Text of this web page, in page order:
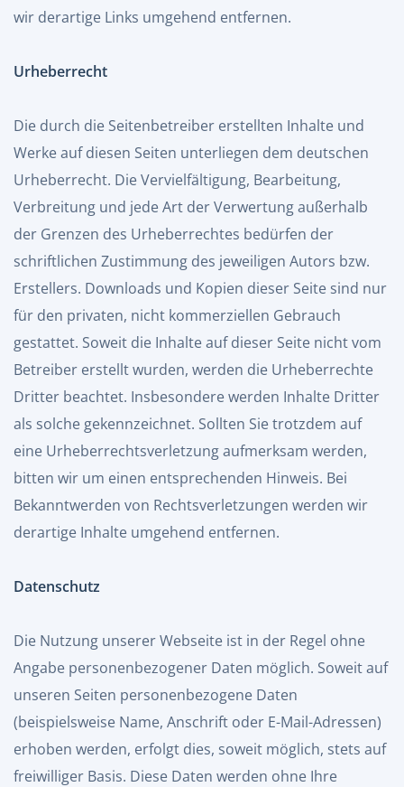
wir derartige Links umgehend entfernen.
Urheberrecht
Die durch die Seitenbetreiber erstellten Inhalte und
Werke auf diesen Seiten unterliegen dem deutschen
Urheberrecht. Die Vervielfältigung, Bearbeitung,
Verbreitung und jede Art der Verwertung außerhalb
der Grenzen des Urheberrechtes bedürfen der
schriftlichen Zustimmung des jeweiligen Autors bzw.
Erstellers. Downloads und Kopien dieser Seite sind nur
für den privaten, nicht kommerziellen Gebrauch
gestattet. Soweit die Inhalte auf dieser Seite nicht vom
Betreiber erstellt wurden, werden die Urheberrechte
Dritter beachtet. Insbesondere werden Inhalte Dritter
als solche gekennzeichnet. Sollten Sie trotzdem auf
eine Urheberrechtsverletzung aufmerksam werden,
bitten wir um einen entsprechenden Hinweis. Bei
Bekanntwerden von Rechtsverletzungen werden wir
derartige Inhalte umgehend entfernen.
Datenschutz
Die Nutzung unserer Webseite ist in der Regel ohne
Angabe personenbezogener Daten möglich. Soweit auf
unseren Seiten personenbezogene Daten
(beispielsweise Name, Anschrift oder E-Mail-Adressen)
erhoben werden, erfolgt dies, soweit möglich, stets auf
freiwilliger Basis. Diese Daten werden ohne Ihre